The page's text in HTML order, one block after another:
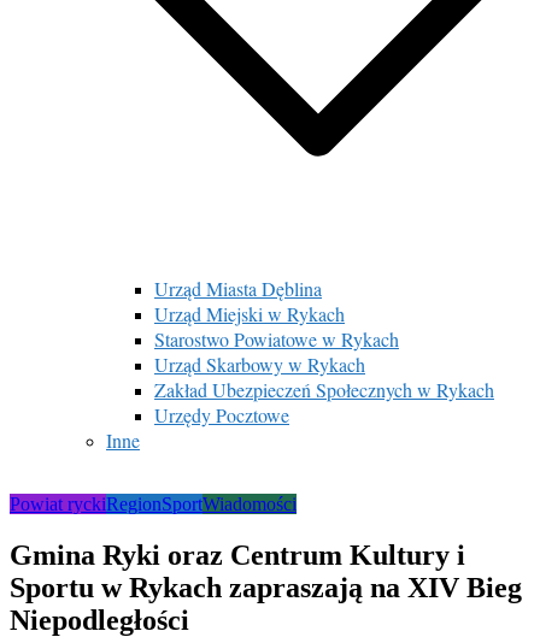
Urząd Miasta Dęblina
Urząd Miejski w Rykach
Starostwo Powiatowe w Rykach
Urząd Skarbowy w Rykach
Zakład Ubezpieczeń Społecznych w Rykach
Urzędy Pocztowe
Inne
Powiat ryckiRegionSportWiadomości
Gmina Ryki oraz Centrum Kultury i
Sportu w Rykach zapraszają na XIV Bieg
Niepodległości